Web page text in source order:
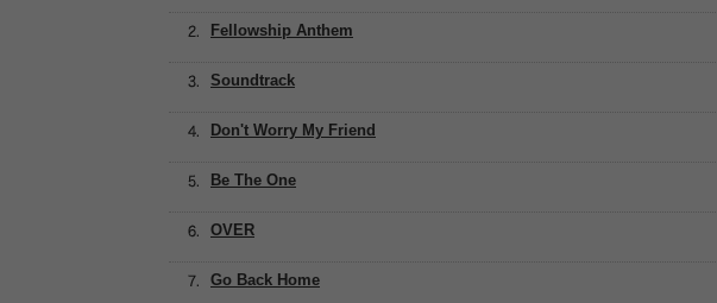
Don't Worry My Friend
Be The One
OVER
Go Back Home
Fellowship Anthem
Soundtrack